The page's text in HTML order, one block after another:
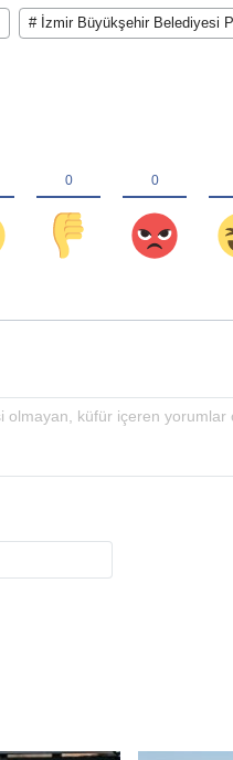
# İzmir Büyükşehir Belediyesi